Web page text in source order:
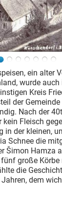
ein alter
wurde
Kreis
der
Nach der
kein Fleisch
in der kleinen,
Schnee die
Šimon Hamza
große Körbe
die
dem